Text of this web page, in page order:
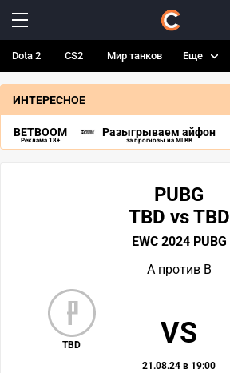
Dota 2 CS2 Мир танков Еще
ИНТЕРЕСНОЕ
BETBOOM
Реклама 18+
Разыгрываем айфон
за прогнозы на MLBB
PUBG
TBD vs TBD
EWC 2024 PUBG
А против В
TBD VS
21.08.24 в 19:00